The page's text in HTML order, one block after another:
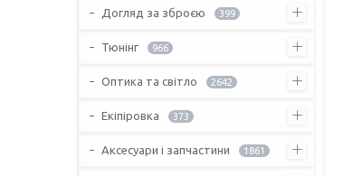
Догляд за зброєю 399
Тюнінг 966
Оптика та світло 2642
Екіпіровка 373
Аксесуари і запчастини 1861